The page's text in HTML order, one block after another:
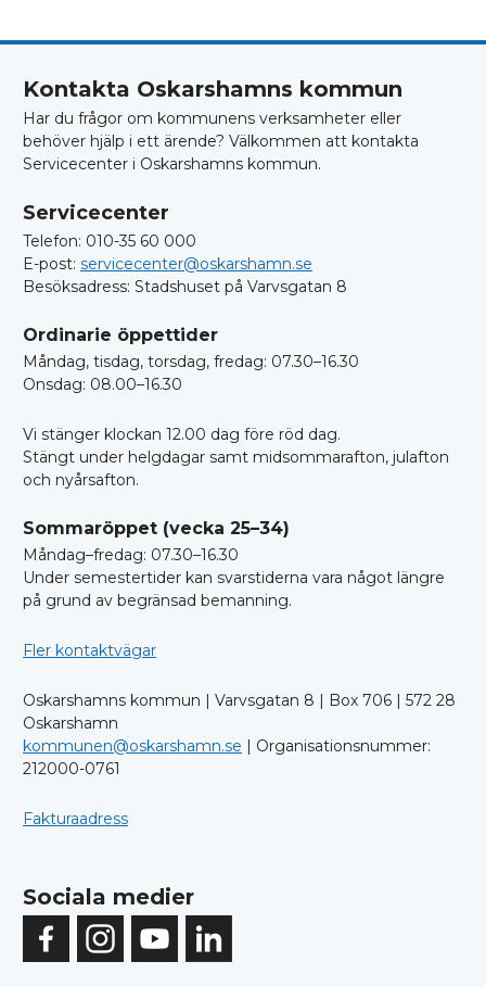
och
Kontakta Oskarshamns kommun
Har du frågor om kommunens verksamheter eller
behöver hjälp i ett ärende? Välkommen att kontakta
Servicecenter i Oskarshamns kommun.
Servicecenter
Telefon: 010-35 60 000
E-post: servicecenter@oskarshamn.se
Besöksadress: Stadshuset på Varvsgatan 8
Ordinarie öppettider
Måndag, tisdag, torsdag, fredag: 07.30–16.30
Onsdag: 08.00–16.30
Vi stänger klockan 12.00 dag före röd dag.
Stängt under helgdagar samt midsommarafton, julafton
och nyårsafton.
Sommaröppet (vecka 25–34)
Måndag–fredag: 07.30–16.30
Under semestertider kan svarstiderna vara något längre
på grund av begränsad bemanning.
Fler kontaktvägar
Oskarshamns kommun | Varvsgatan 8 | Box 706 | 572 28
Oskarshamn
kommunen@oskarshamn.se | Organisationsnummer:
212000-0761
Fakturaadress
Sociala medier